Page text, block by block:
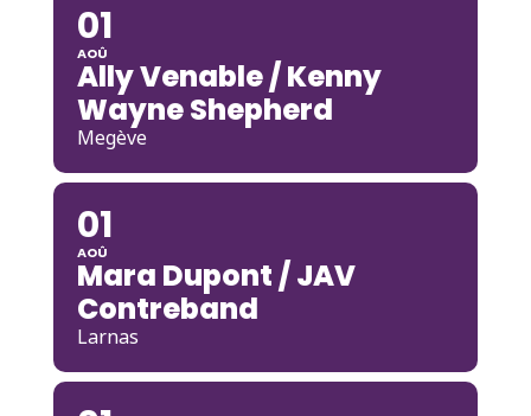
01
AOÛ
Ally Venable / Kenny
Wayne Shepherd
Megève
01
AOÛ
Mara Dupont / JAV
Contreband
Larnas